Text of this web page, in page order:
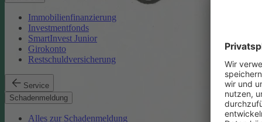
Immobilienfinanzierung
Investmentfonds
SmartInvest Junior
Girokonto
Restschuldversicherung
Service
Schadenmeldung
Alles zur Schadenmeldung